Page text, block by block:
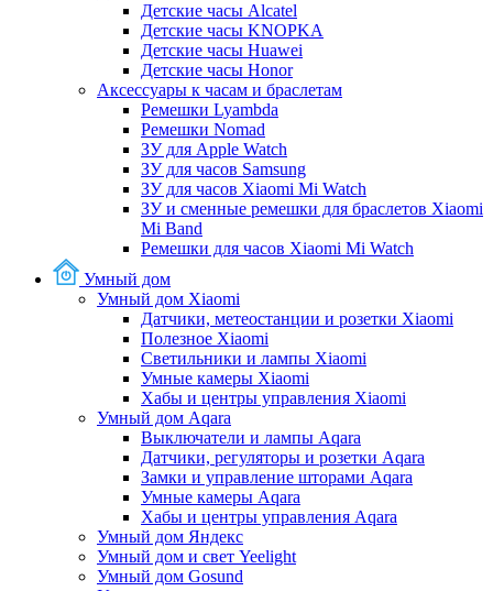
Детские часы Alcatel
Детские часы KNOPKA
Детские часы Huawei
Детские часы Honor
Аксессуары к часам и браслетам
Ремешки Lyambda
Ремешки Nomad
ЗУ для Apple Watch
ЗУ для часов Samsung
ЗУ для часов Xiaomi Mi Watch
ЗУ и сменные ремешки для браслетов Xiaomi
Mi Band
Ремешки для часов Xiaomi Mi Watch
Умный дом
Умный дом Xiaomi
Датчики, метеостанции и розетки Xiaomi
Полезное Xiaomi
Светильники и лампы Xiaomi
Умные камеры Xiaomi
Хабы и центры управления Xiaomi
Умный дом Aqara
Выключатели и лампы Aqara
Датчики, регуляторы и розетки Aqara
Замки и управление шторами Aqara
Умные камеры Aqara
Хабы и центры управления Aqara
Умный дом Яндекс
Умный дом и свет Yeelight
Умный дом Gosund